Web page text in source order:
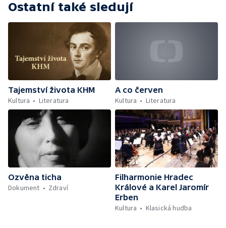
Ostatní také sledují
Tajemství života KHM
Kultura
Literatura
A co červen
Kultura
Literatura
Ozvěna ticha
Dokument
Zdraví
Filharmonie Hradec
Králové a Karel Jaromír
Erben
Kultura
Klasická hudba